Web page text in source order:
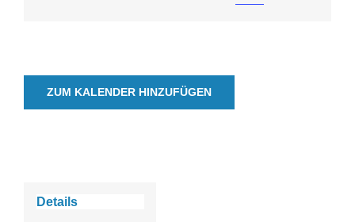
ZUM KALENDER HINZUFÜGEN
Details